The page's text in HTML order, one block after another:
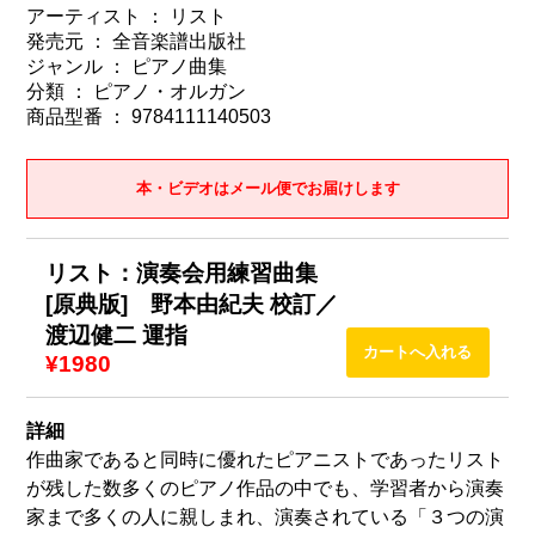
アーティスト ： リスト
発売元 ： 全音楽譜出版社
ジャンル ： ピアノ曲集
分類 ： ピアノ・オルガン
商品型番 ： 9784111140503
本・ビデオはメール便でお届けします
リスト：演奏会用練習曲集
[原典版] 野本由紀夫 校訂／
渡辺健二 運指
¥1980
詳細
作曲家であると同時に優れたピアニストであったリスト
が残した数多くのピアノ作品の中でも、学習者から演奏
家まで多くの人に親しまれ、演奏されている「３つの演